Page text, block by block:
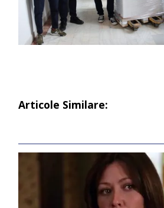
Articole Similare: